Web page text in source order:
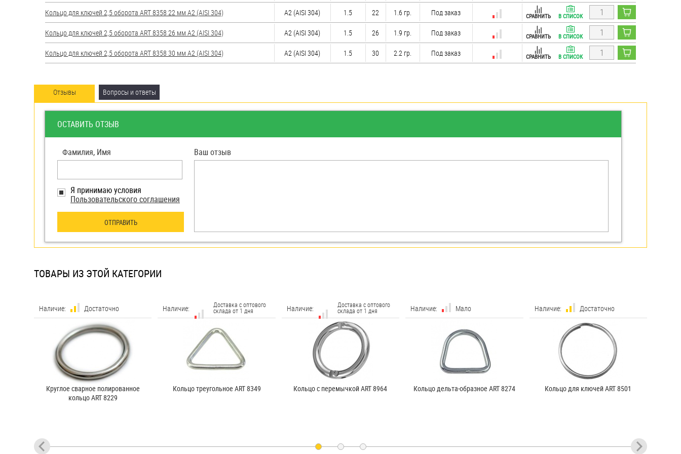
Пробки
Саморезы и шурупы
Такелаж
Хомуты
Шпильки
Шплинты
Штифты и пальцы
Кольцо для ключей 2,5 оборота ART 8358 22 мм А2 (AISI 304) А2 (AISI 304) 1.5 22 1.6 гр. Под заказ СРАВНИТЬ В СПИСОК
Кольцо для ключей 2,5 оборота ART 8358 26 мм А2 (AISI 304) А2 (AISI 304) 1.5 26 1.9 гр. Под заказ СРАВНИТЬ В СПИСОК
Кольцо для ключей 2,5 оборота ART 8358 30 мм А2 (AISI 304) А2 (AISI 304) 1.5 30 2.2 гр. Под заказ СРАВНИТЬ В СПИСОК
Отзывы Вопросы и ответы
ОСТАВИТЬ ОТЗЫВ
Фамилия, Имя
Я принимаю условия
Пользовательского соглашения
ОТПРАВИТЬ
Ваш отзыв
ТОВАРЫ ИЗ ЭТОЙ КАТЕГОРИИ
Наличие: Достаточно
Круглое сварное полированное
кольцо ART 8229
Наличие: Доставка с оптового
склада от 1 дня
Кольцо треугольное ART 8349
Наличие: Доставка с оптового
склада от 1 дня
Кольцо с перемычкой ART 8964
Наличие: Мало
Кольцо дельта-образное ART 8274
Наличие: Достаточно
Кольцо для ключей ART 8501
склада от 1 дня
Доставка с оптового
склада от 1 дня
Кольцо разъемное с застежкой ART
Доставка с оптового
склада от 1 дня склада от 1 дня
Доставка с оптового
склада от 1 дня
Кольцо треугольное с перемычкой
Доставка с оптового
склада от 1 дня